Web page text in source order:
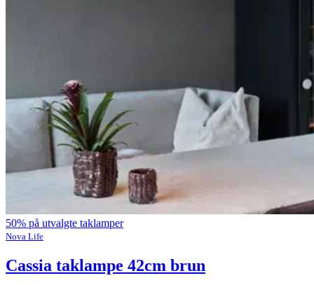
50% på utvalgte taklamper
Nova Life
Cassia taklampe 42cm brun